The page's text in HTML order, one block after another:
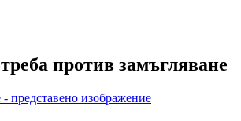
против замъгляване